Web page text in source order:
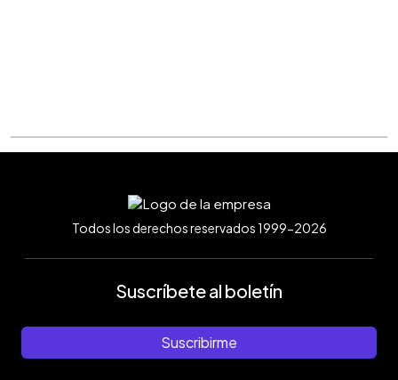
Todos los derechos reservados 1999-2026
Suscríbete al boletín
Suscribirme